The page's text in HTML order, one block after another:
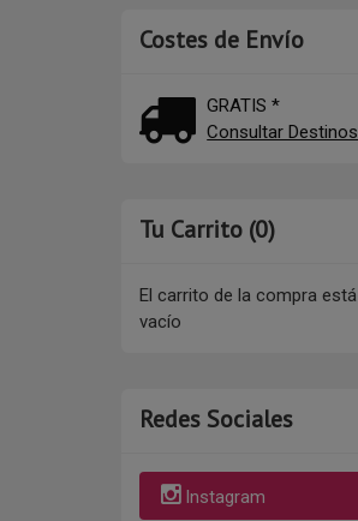
Costes de Envío
GRATIS *
Consultar Destinos
Tu Carrito (0)
El carrito de la compra está
vacío
Redes Sociales
Instagram